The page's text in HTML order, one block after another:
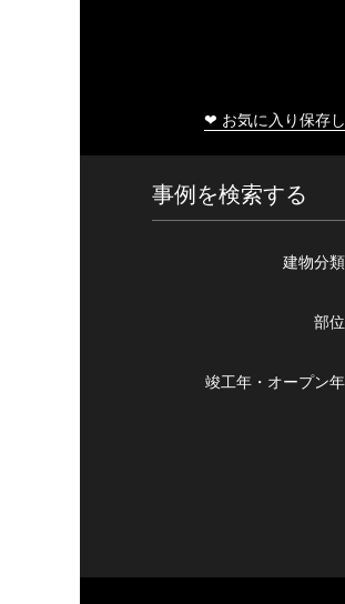
❤ お気に入り保存
事例を検索する
建物分類
部位
竣工年・ オープン年